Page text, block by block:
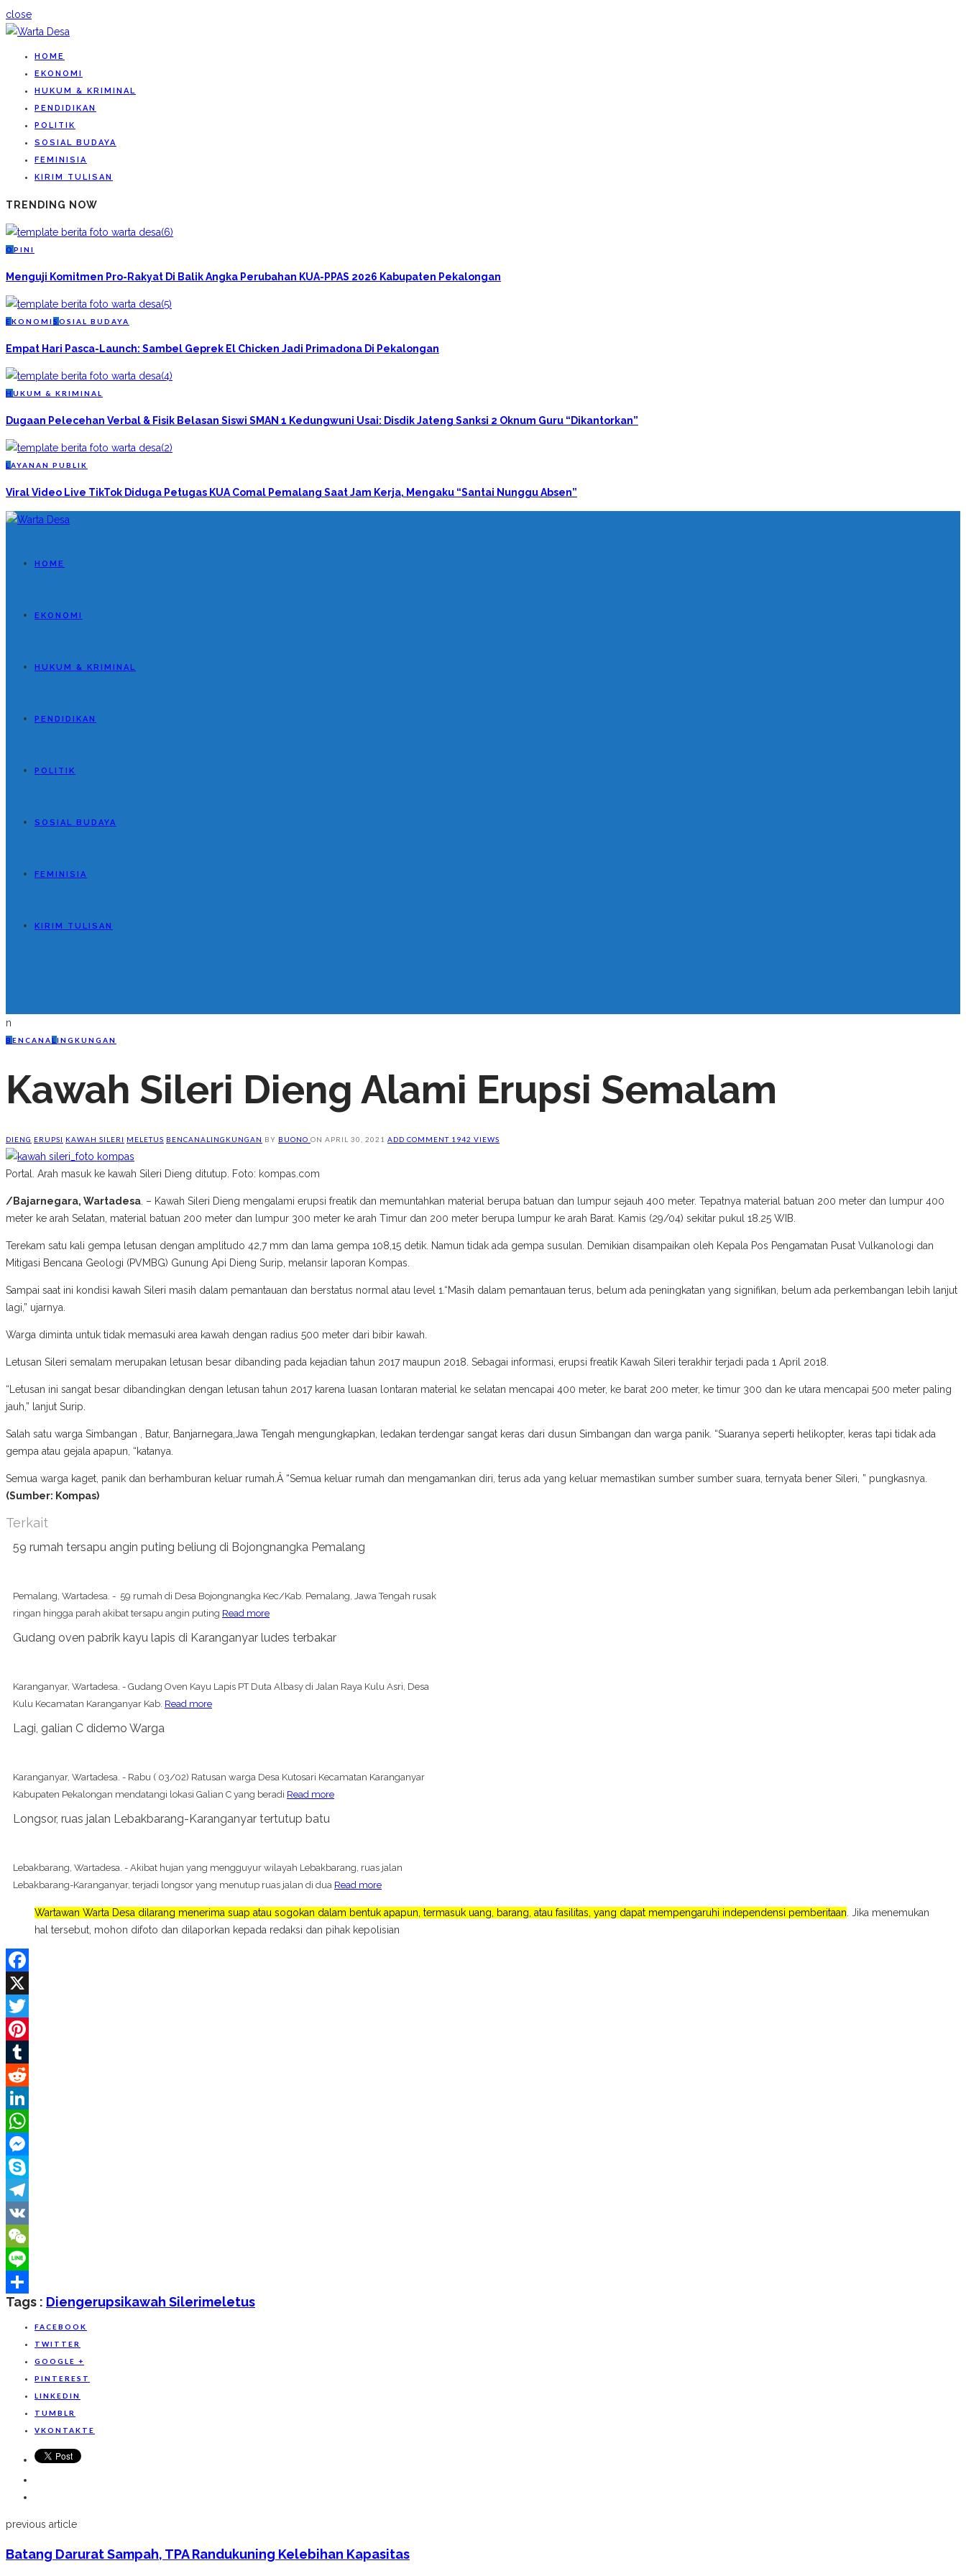
close
HOME
EKONOMI
HUKUM & KRIMINAL
PENDIDIKAN
POLITIK
SOSIAL BUDAYA
FEMINISIA
KIRIM TULISAN
TRENDING NOW
O PINI
Menguji Komitmen Pro-Rakyat Di Balik Angka Perubahan KUA-PPAS 2026 Kabupaten Pekalongan
EKONOMI S OSIAL BUDAYA
Empat Hari Pasca-Launch: Sambel Geprek El Chicken Jadi Primadona Di Pekalongan
H UKUM & KRIMINAL
Dugaan Pelecehan Verbal & Fisik Belasan Siswi SMAN 1 Kedungwuni Usai: Disdik Jateng Sanksi 2 Oknum Guru “Dikantorkan”
L AYANAN PUBLIK
Viral Video Live TikTok Diduga Petugas KUA Comal Pemalang Saat Jam Kerja, Mengaku “Santai Nunggu Absen”
HOME
EKONOMI
HUKUM & KRIMINAL
PENDIDIKAN
POLITIK
SOSIAL BUDAYA
FEMINISIA
KIRIM TULISAN
n
B ENCANAL INGKUNGAN
Kawah Sileri Dieng Alami Erupsi Semalam
DIENG ERUPSI KAWAH SILERI MELETUS BENCANALINGKUNGAN BY BUONO ON APRIL 30, 2021 ADD COMMENT 1942 VIEWS
Portal. Arah masuk ke kawah Sileri Dieng ditutup. Foto: kompas.com
/Bajarnegara, Wartadesa . – Kawah Sileri Dieng mengalami erupsi freatik dan memuntahkan material berupa batuan dan lumpur sejauh 400 meter. Tepatnya material batuan 200 meter dan lumpur 400
meter ke arah Selatan, material batuan 200 meter dan lumpur 300 meter ke arah Timur dan 200 meter berupa lumpur ke arah Barat. Kamis (29/04) sekitar pukul 18.25 WIB.
Terekam satu kali gempa letusan dengan amplitudo 42,7 mm dan lama gempa 108,15 detik. Namun tidak ada gempa susulan. Demikian disampaikan oleh Kepala Pos Pengamatan Pusat Vulkanologi dan
Mitigasi Bencana Geologi (PVMBG) Gunung Api Dieng Surip, melansir laporan Kompas.
Sampai saat ini kondisi kawah Sileri masih dalam pemantauan dan berstatus normal atau level 1.“Masih dalam pemantauan terus, belum ada peningkatan yang signifikan, belum ada perkembangan lebih lanjut
lagi,” ujarnya.
Warga diminta untuk tidak memasuki area kawah dengan radius 500 meter dari bibir kawah.
Letusan Sileri semalam merupakan letusan besar dibanding pada kejadian tahun 2017 maupun 2018. Sebagai informasi, erupsi freatik Kawah Sileri terakhir terjadi pada 1 April 2018.
“Letusan ini sangat besar dibandingkan dengan letusan tahun 2017 karena luasan lontaran material ke selatan mencapai 400 meter, ke barat 200 meter, ke timur 300 dan ke utara mencapai 500 meter paling
jauh,” lanjut Surip.
Salah satu warga Simbangan , Batur, Banjarnegara,Jawa Tengah mengungkapkan, ledakan terdengar sangat keras dari dusun Simbangan dan warga panik. “Suaranya seperti helikopter, keras tapi tidak ada
gempa atau gejala apapun, “katanya.
Semua warga kaget, panik dan berhamburan keluar rumah.Â “Semua keluar rumah dan mengamankan diri, terus ada yang keluar memastikan sumber sumber suara, ternyata bener Sileri, ” pungkasnya.
(Sumber: Kompas)
Terkait
59 rumah tersapu angin puting beliung di Bojongnangka Pemalang
Pemalang, Wartadesa. - 59 rumah di Desa Bojongnangka Kec/Kab. Pemalang, Jawa Tengah rusak
ringan hingga parah akibat tersapu angin puting Read more
Gudang oven pabrik kayu lapis di Karanganyar ludes terbakar
Karanganyar, Wartadesa. - Gudang Oven Kayu Lapis PT Duta Albasy di Jalan Raya Kulu Asri, Desa
Kulu Kecamatan Karanganyar Kab. Read more
Lagi, galian C didemo Warga
Karanganyar, Wartadesa. - Rabu ( 03/02) Ratusan warga Desa Kutosari Kecamatan Karanganyar
Kabupaten Pekalongan mendatangi lokasi Galian C yang beradi Read more
Longsor, ruas jalan Lebakbarang-Karanganyar tertutup batu
Lebakbarang, Wartadesa. - Akibat hujan yang mengguyur wilayah Lebakbarang, ruas jalan
Lebakbarang-Karanganyar, terjadi longsor yang menutup ruas jalan di dua Read more
Wartawan Warta Desa dilarang menerima suap atau sogokan dalam bentuk apapun, termasuk uang, barang, atau fasilitas, yang dapat mempengaruhi independensi pemberitaan . Jika menemukan
hal tersebut, mohon difoto dan dilaporkan kepada redaksi dan pihak kepolisian
Facebook
X
Twitter
Pinterest
Tumblr
Reddit
LinkedIn
WhatsApp
Messenger
Skype
Telegram
VK
WeChat
Line
Share
Tags : DiengErupsiKawah SileriMeletus
FACEBOOK
TWITTER
GOOGLE +
PINTEREST
LINKEDIN
TUMBLR
VKONTAKTE
previous article
Batang Darurat Sampah, TPA Randukuning Kelebihan Kapasitas